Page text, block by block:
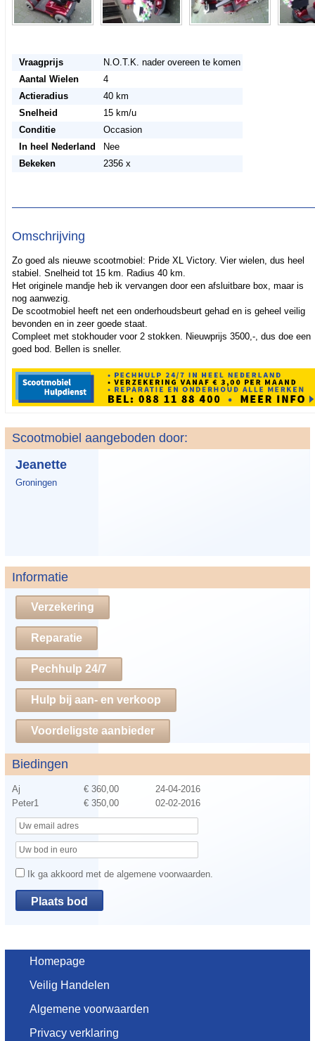
Vraagprijs
N.O.T.K. nader overeen te komen
Aantal Wielen
4
Actieradius
40 km
Snelheid
15 km/u
Conditie
Occasion
In heel Nederland
Nee
Bekeken
2356 x
Omschrijving
Zo goed als nieuwe scootmobiel: Pride XL Victory. Vier wielen, dus heel
stabiel. Snelheid tot 15 km. Radius 40 km.
Het originele mandje heb ik vervangen door een afsluitbare box, maar is
nog aanwezig.
De scootmobiel heeft net een onderhoudsbeurt gehad en is geheel veilig
bevonden en in zeer goede staat.
Compleet met stokhouder voor 2 stokken. Nieuwprijs 3500,-, dus doe een
goed bod. Bellen is sneller.
Scootmobiel aangeboden door:
Jeanette
Groningen
Informatie
Verzekering
Reparatie
Pechhulp 24/7
Hulp bij aan- en verkoop
Voordeligste aanbieder
Biedingen
Aj € 360,00
24-04-2016
Peter1
€ 350,00 02-02-2016
Ik ga akkoord met de algemene voorwaarden.
Homepage
Veilig Handelen
Algemene voorwaarden
Privacy verklaring